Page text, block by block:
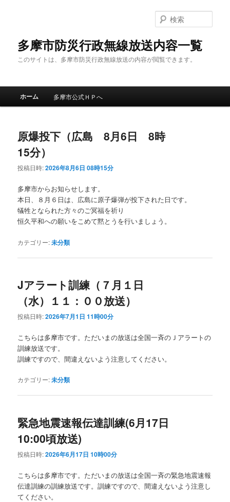
多摩市防災行政無線放送内容一覧
このサイトは、多摩市防災行政無線放送の内容が閲覧できます。
索
ホーム 多摩市公式ＨＰへ
原爆投下（広島 8月6日 8時
15分）
投稿日時:2026年8月6日 08時15分
多摩市からお知らせします。
本日、８月６日は、広島に原子爆弾が投下された日です。
犠牲となられた方々のご冥福を祈り
恒久平和への願いをこめて黙とうを行いましょう。
カテゴリー:未分類
Jアラート訓練（７月１日
（水）１１：００放送）
投稿日時:2026年7月1日 11時00分
こちらは多摩市です。ただいまの放送は全国一斉のＪアラートの
訓練放送です。
訓練ですので、間違えないよう注意してください。
カテゴリー:未分類
緊急地震速報伝達訓練(6月17日
10:00頃放送)
投稿日時:2026年6月17日 10時00分
こちらは多摩市です。ただいまの放送は全国一斉の緊急地震速報
伝達訓練の訓練放送です。訓練ですので、間違えないよう注意し
てください。